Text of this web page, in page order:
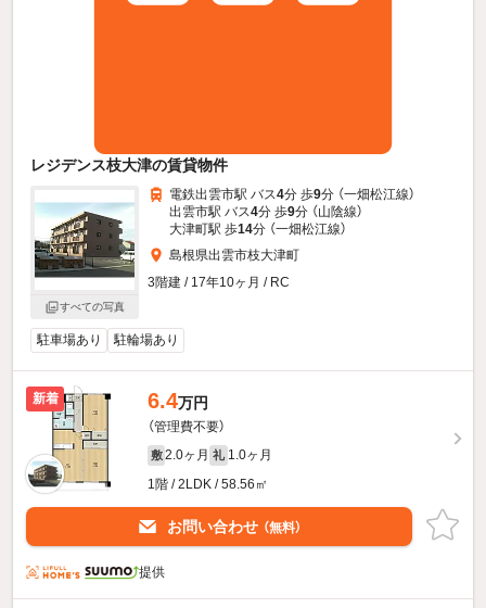
レジデンス枝大津の賃貸物件
すべての写真
電鉄出雲市駅 バス4分 歩9分 （一畑松江線）
出雲市駅 バス4分 歩9分 （山陰線）
大津町駅 歩14分 （一畑松江線）
島根県出雲市枝大津町
3階建 / 17年10ヶ月 / RC
駐車場あり 駐輪場あり
新着 6.4万円
（管理費不要）
敷 2.0ヶ月 礼 1.0ヶ月
1階 / 2LDK / 58.56㎡
お問い合わせ （無料）
提供